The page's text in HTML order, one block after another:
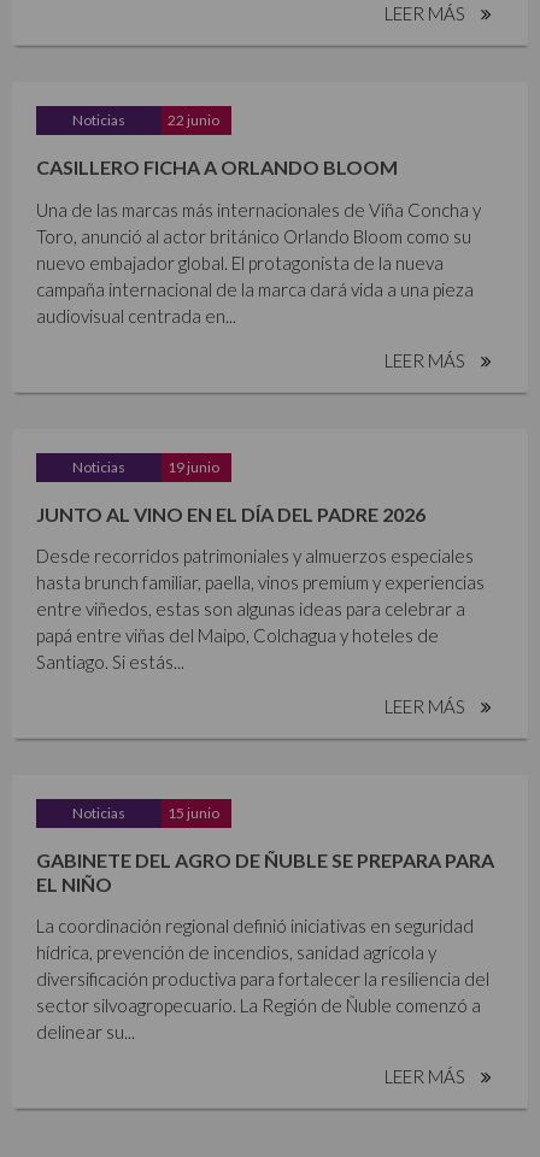
LEER MÁS
Noticias 22 junio
CASILLERO FICHA A ORLANDO BLOOM
Una de las marcas más internacionales de Viña Concha y
Toro, anunció al actor británico Orlando Bloom como su
nuevo embajador global. El protagonista de la nueva
campaña internacional de la marca dará vida a una pieza
audiovisual centrada en...
LEER MÁS
Noticias 19 junio
JUNTO AL VINO EN EL DÍA DEL PADRE 2026
Desde recorridos patrimoniales y almuerzos especiales
hasta brunch familiar, paella, vinos premium y experiencias
entre viñedos, estas son algunas ideas para celebrar a
papá entre viñas del Maipo, Colchagua y hoteles de
Santiago. Si estás...
LEER MÁS
Noticias 15 junio
GABINETE DEL AGRO DE ÑUBLE SE PREPARA PARA
EL NIÑO
La coordinación regional definió iniciativas en seguridad
hídrica, prevención de incendios, sanidad agrícola y
diversificación productiva para fortalecer la resiliencia del
sector silvoagropecuario. La Región de Ñuble comenzó a
delinear su...
LEER MÁS